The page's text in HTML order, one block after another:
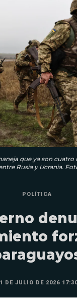
que ya son cuatro
Rusia y Ucrania.
POLÍTICA
DE JULIO DE 2026